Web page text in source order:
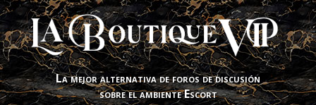
La mejor alternativa de foros de discusión
sobre el ambiente Escort